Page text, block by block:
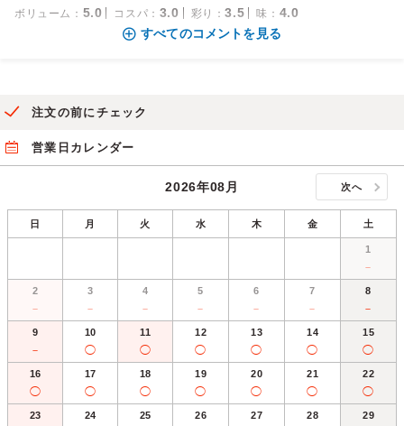
ボリューム ： 5.0 コスパ ： 3.0 彩り ：3.5 味 ： 4.0
すべてのコメントを見る
注文の前にチェック
営業日カレンダー
2026年08月 次へ
日 月 火 水 木 金 土
1
－
2
－
3
－
4
－
5
－
6
－
7
－
8
－
9
－
10
◯
11
◯
12
◯
13
◯
14
◯
15
◯
16
◯
17
◯
18
◯
19
◯
20
◯
21
◯
22
◯
23 24 25 26 27 28 29